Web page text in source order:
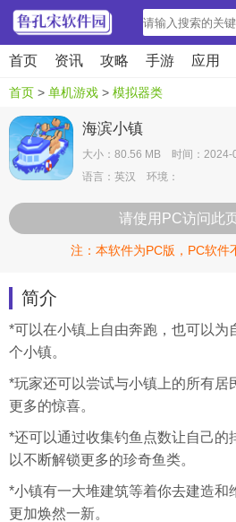
首页 资讯 攻略 手游 应用
首页 > 单机游戏 > 模拟器类
海滨小镇
大小：80.56 MB 时间：2024-
语言：英汉 环境：
请使用PC访问此
注：本软件为PC版，PC软件
简介
*可以在小镇上自由奔跑，也可以为
个小镇。
*玩家还可以尝试与小镇上的所有居
更多的惊喜。
*还可以通过收集钓鱼点数让自己的
以不断解锁更多的珍奇鱼类。
*小镇有一大堆建筑等着你去建造和
更加焕然一新。